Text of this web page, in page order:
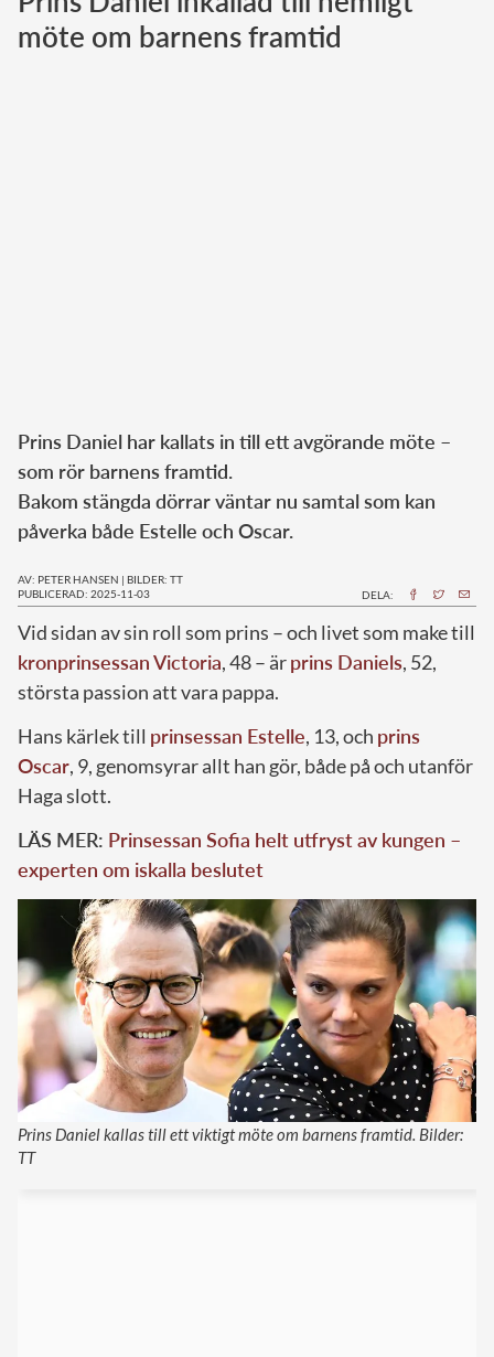
Norska kungahuset
möte om barnens framtid
Prins Daniel har kallats in till ett avgörande möte –
som rör barnens framtid.
Bakom stängda dörrar väntar nu samtal som kan
påverka både Estelle och Oscar.
AV: PETER HANSEN | BILDER: TT
PUBLICERAD: 2025-11-03
DELA:
Vid sidan av sin roll som prins – och livet som make till
kronprinsessan Victoria, 48 – ärprins Daniels, 52,
största passion att vara pappa.
Hans kärlek till prinsessan Estelle, 13, och prins
Oscar, 9, genomsyrar allt han gör, både på och utanför
Haga slott.
LÄS MER: Prinsessan Sofia helt utfryst av kungen –
experten om iskalla beslutet
Prins Daniel kallas till ett viktigt möte om barnens framtid. Bilder:
TT